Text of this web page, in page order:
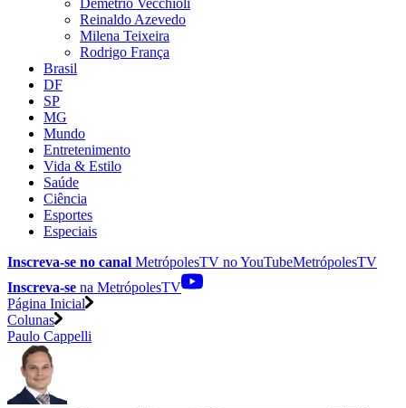
Reinaldo Azevedo
Milena Teixeira
Rodrigo França
Brasil
DF
SP
MG
Mundo
Entretenimento
Vida & Estilo
Saúde
Ciência
Esportes
Especiais
Inscreva-se no canal MetrópolesTV noYouTubeMetrópolesTV
Inscreva-se na MetrópolesTV
Página Inicial
Colunas
Paulo Cappelli